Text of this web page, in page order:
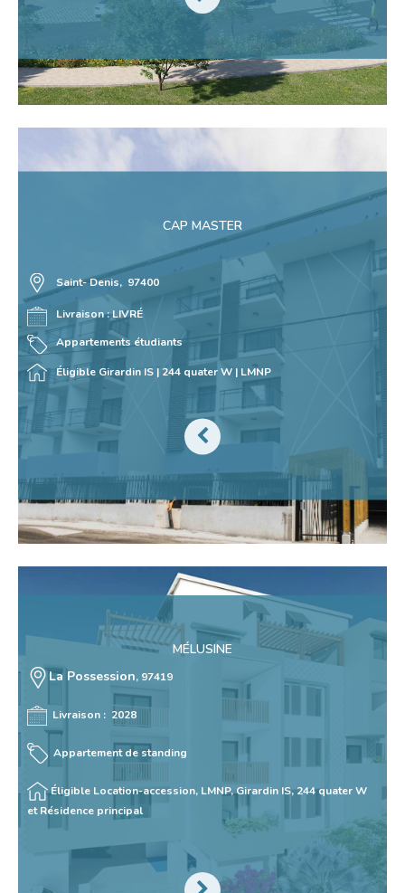
CAP MASTER
Saint- Denis, 97400
Livraison : LIVRÉ
Appartements étudiants
Éligible Girardin IS | 244 quater W | LMNP
MÉLUSINE
La Possession, 97419
Livraison : 2028
Appartement de standing
Éligible Location-accession, LMNP, Girardin IS,244 quater W
et Résidence principal